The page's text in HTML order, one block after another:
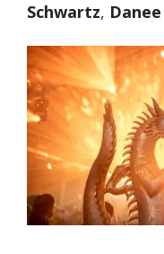
Schwartz, Danee